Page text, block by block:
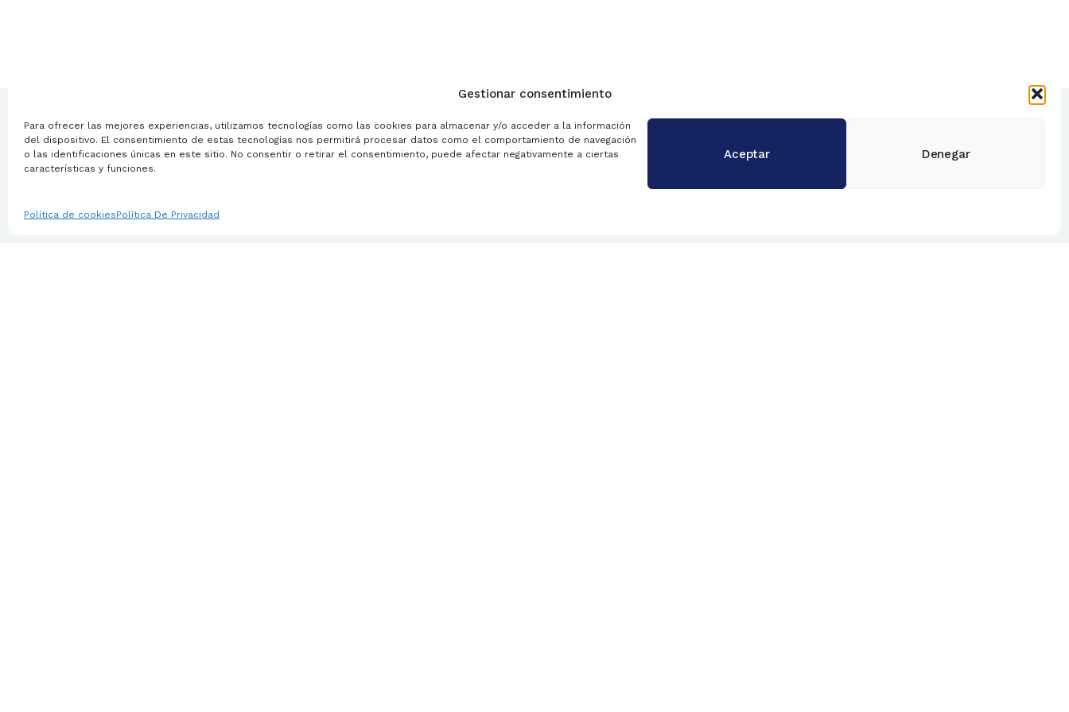
Gestionar consentimiento
Para ofrecer las mejores experiencias, utilizamos tecnologías como las cookies para almacenar y/o acceder a la información
del dispositivo. El consentimiento de estas tecnologías nos permitirá procesar datos como el comportamiento de navegación
o las identificaciones únicas en este sitio. No consentir o retirar el consentimiento, puede afectar negativamente a ciertas
características y funciones.
Aceptar Denegar
Política de cookiesPolítica De Privacidad
Servicios ¿Quienes Somos? Transparencia